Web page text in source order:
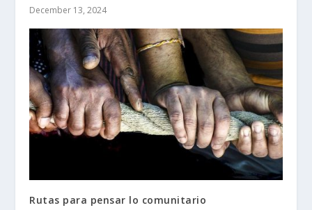
December 13, 2024
Rutas para pensar lo comunitario